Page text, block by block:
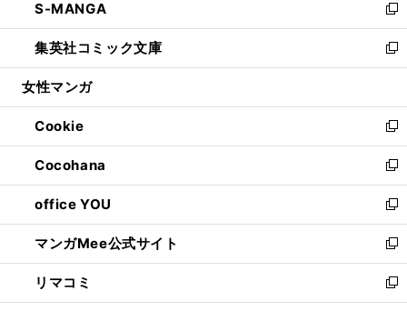
く
で
開
く
ド
ウ
で
開
ィ
ン
ド
ウ
開
く
い
ウ
ィ
ン
ウ
で
開
く
S-MANGA
新
し
い
ウ
ン
ド
ウ
で
開
く
集英社コミック文庫
新
し
ウ
ィ
ン
ド
ウ
で
開
く
女性マンガ
Cookie
新
し
い
ウ
ィ
ン
ド
ウ
で
開
Cocohana
新
し
い
ウ
ィ
ン
ド
ウ
office YOU
新
し
い
ウ
ィ
ン
マンガMee公式サイト
新
し
い
ウ
リマコミ
新
し